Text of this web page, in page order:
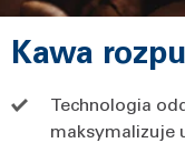
Kawa
Technologia
maksymalizuje